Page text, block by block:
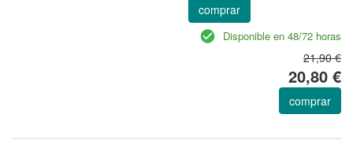
comprar
Disponible en 48/72 horas
21,90 €
20,80 €
comprar